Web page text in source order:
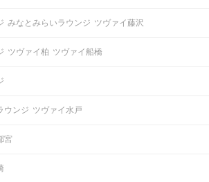
みなとみらいラウンジ ツヴァイ藤沢
ツヴァイ柏 ツヴァイ船橋
ウンジ ツヴァイ水戸
宮